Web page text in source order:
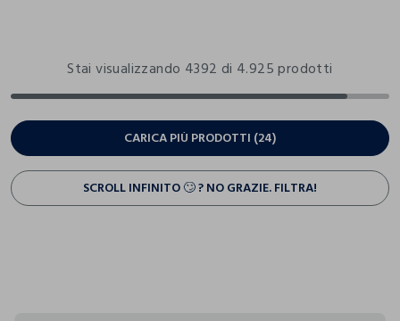
Stai visualizzando 4392 di 4.925 prodotti
CARICA PIÙ PRODOTTI (24)
SCROLL INFINITO 🙄 ? NO GRAZIE. FILTRA!